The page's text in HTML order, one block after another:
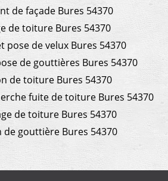
de façade Bures 54370
de toiture Bures 54370
pose de velux Bures 54370
de gouttières Bures 54370
de toiture Bures 54370
fuite de toiture Bures 54370
de toiture Bures 54370
de gouttière Bures 54370